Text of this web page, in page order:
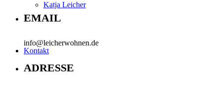
Katja Leicher
Kontakt
EMAIL
info@leicherwohnen.de
ADRESSE